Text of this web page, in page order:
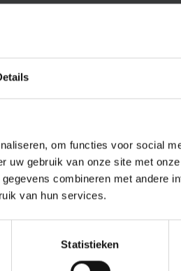
om functies voor social
uw gebruik van onze site met
combineren met andere
van hun services.
Statistieken
the error.
alle-opleidingen